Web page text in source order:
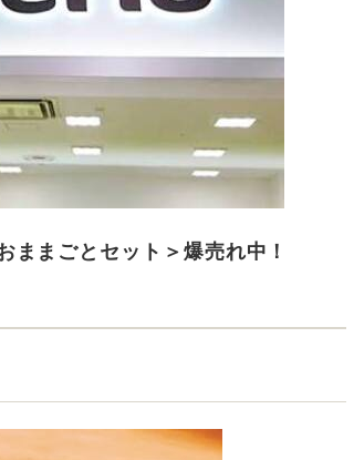
ままごとセット＞爆売れ中！